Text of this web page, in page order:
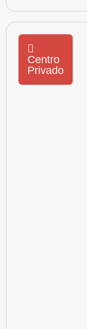
Centro
Privado